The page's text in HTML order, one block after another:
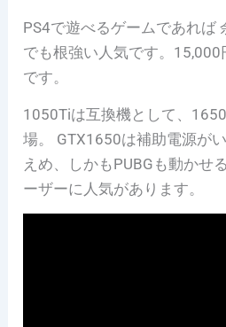
PS4で遊べるゲームであれば
でも根強い人気です。
です。
1050Tiは互換機として、
場。 GTX1650は補助電源が
えめ、しかもPUBGも動かせ
ーザーに人気があります。